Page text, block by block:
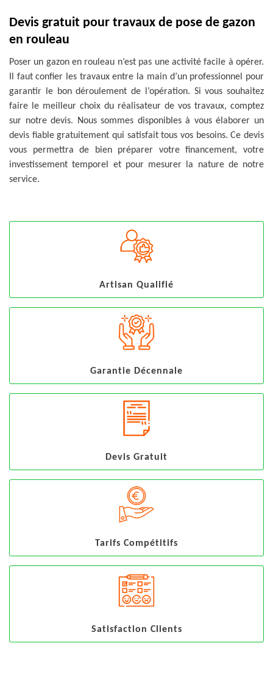
Devis gratuit pour travaux de pose de gazon
en rouleau
Poser un gazon en rouleau n’est pas une activité facile à opérer.
Il faut confier les travaux entre la main d’un professionnel pour
garantir le bon déroulement de l’opération. Si vous souhaitez
faire le meilleur choix du réalisateur de vos travaux, comptez
sur notre devis. Nous sommes disponibles à vous élaborer un
devis fiable gratuitement qui satisfait tous vos besoins. Ce devis
vous permettra de bien préparer votre financement, votre
investissement temporel et pour mesurer la nature de notre
service.
Artisan Qualifié
Garantie Décennale
Devis Gratuit
Tarifs Compétitifs
Satisfaction Clients